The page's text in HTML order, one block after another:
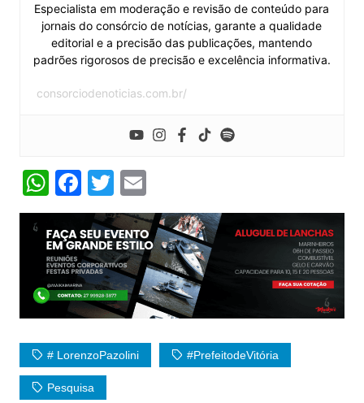
Especialista em moderação e revisão de conteúdo para
jornais do consórcio de notícias, garante a qualidade
editorial e a precisão das publicações, mantendo
padrões rigorosos de precisão e excelência informativa.
consorciodenoticias.com.br/
W
h
at
s
A
p
p
F
a
c
e
b
o
o
k
T
w
itt
er
E
m
ai
l
# LorenzoPazolini #PrefeitodeVitória
Pesquisa